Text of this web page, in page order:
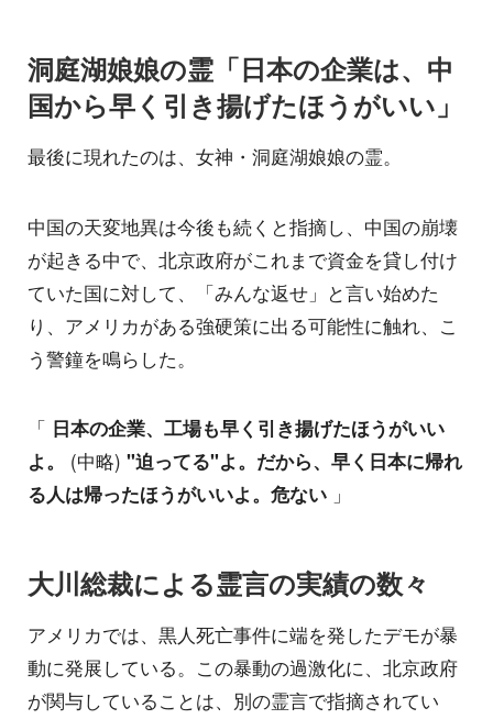
洞庭湖娘娘の霊「日本の企業は、中
国から早く引き揚げたほうがいい」
最後に現れたのは、女神・洞庭湖娘娘の霊。
中国の天変地異は今後も続くと指摘し、中国の崩壊
が起きる中で、北京政府がこれまで資金を貸し付け
ていた国に対して、「みんな返せ」と言い始めた
り、アメリカがある強硬策に出る可能性に触れ、こ
う警鐘を鳴らした。
「 日本の企業、工場も早く引き揚げたほうがいい
よ。
(中略) "迫ってる"よ。だから、早く日本に帰れ
る人は帰ったほうがいいよ。危ない 」
大川総裁による霊言の実績の数々
アメリカでは、黒人死亡事件に端を発したデモが暴
動に発展している。この暴動の過激化に、北京政府
が関与していることは、別の霊言で指摘されてい